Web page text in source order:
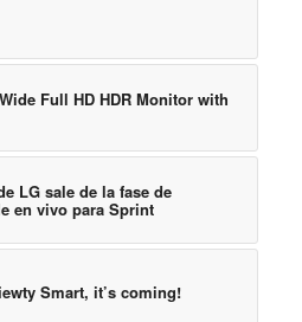
Full HD HDR Monitor with
LG sale de la fase de
en vivo para Sprint
Smart, it’s coming!